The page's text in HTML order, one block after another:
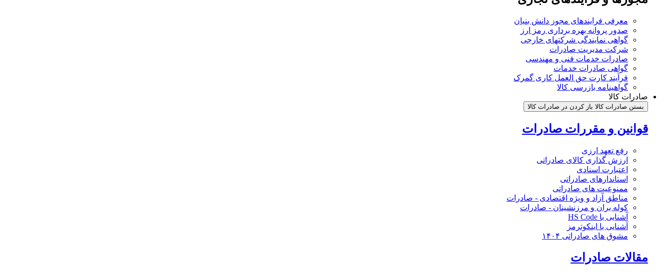
معرفی فرایندهای مجوز دانش بنیان
صدور پروانه بهره برداری رمز ارز
گواهی نمایندگی شرکتهای خارجی
شرکت مدیریت صادرات
صادرات خدمات فنی و مهندسی
گواهی صادرات خدمات
فرآیند کارت حق العمل کاری گمرک
گواهینامه بازرسی کالا
صادرات کالا
بستن صادرات کالا باز کردن در صادرات کالا
قوانین و مقررات صادرات
رفع تعهد ارزی
ارزش گذاری کالای صادراتی
اعتبارت اسنادی
استاندارهای صادراتی
ممنوعیت های صادراتی
مناطق آزاد و ویژه اقتصادی - صادرات
کوله بران و مرزنشینان - صادرات
آشنایی با HS Code
آشنایی با اینکوترمز
مشوق های صادراتی ۱۴۰۴
مقالات صادرات